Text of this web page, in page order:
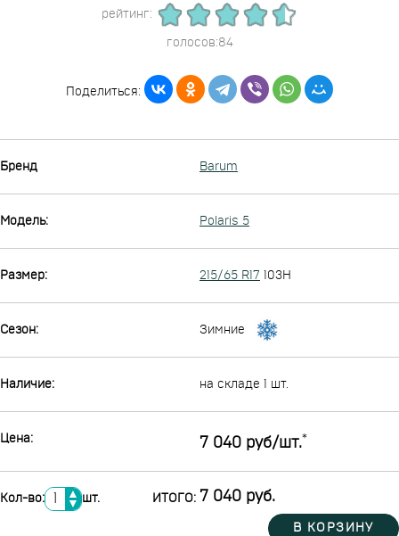
рейтинг:
голосов:84
Поделиться:
Бренд Barum
Модель: Polaris 5
Размер: 215/65 R17 103H
Сезон: Зимние
Наличие: на складе 1 шт.
Цена: 7 040 руб/шт.*
Кол-во: ▲
▼ шт. ИТОГО: 7 040 руб.
В КОРЗИНУ